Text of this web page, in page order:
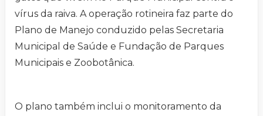
vírus da raiva. A operação rotineira faz parte do
Plano de Manejo conduzido pelas Secretaria
Municipal de Saúde e Fundação de Parques
Municipais e Zoobotânica.
O plano também inclui o monitoramento da